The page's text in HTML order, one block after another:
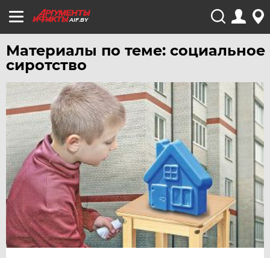
AIF.BY
Материалы по теме: социальное
сиротство